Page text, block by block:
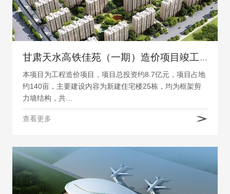
甘肃天水高铁佳苑（一期）造价项目竣工结算审计
本项目为工程造价项目，项目总投资约8.7亿元，项目占地
约140亩，主要建设内容为新建住宅楼25栋，均为框架剪
力墙结构，共…
查看更多